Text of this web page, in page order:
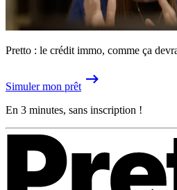
Pretto : le crédit immo, comme ça
Simuler mon prêt
En 3 minutes, sans inscription !